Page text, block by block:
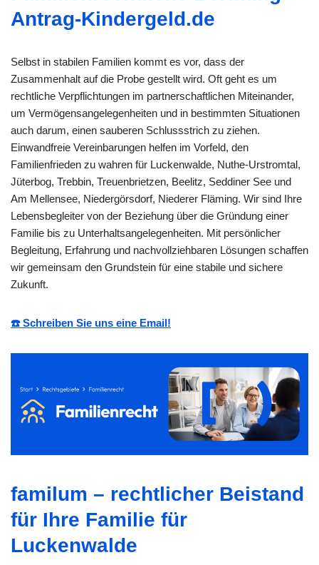
Antrag-Kindergeld.de
Selbst in stabilen Familien kommt es vor, dass der
Zusammenhalt auf die Probe gestellt wird. Oft geht es um
rechtliche Verpflichtungen im partnerschaftlichen Miteinander,
um Vermögensangelegenheiten und in bestimmten Situationen
auch darum, einen sauberen Schlussstrich zu ziehen.
Einwandfreie Vereinbarungen helfen im Vorfeld, den
Familienfrieden zu wahren für Luckenwalde, Nuthe-Urstromtal,
Jüterbog, Trebbin, Treuenbrietzen, Beelitz, Seddiner See und
Am Mellensee, Niedergörsdorf, Niederer Fläming. Wir sind Ihre
Lebensbegleiter von der Beziehung über die Gründung einer
Familie bis zu Unterhaltsangelegenheiten. Mit persönlicher
Begleitung, Erfahrung und nachvollziehbaren Lösungen schaffen
wir gemeinsam den Grundstein für eine stabile und sichere
Zukunft.
☎️ Schreiben Sie uns eine Email!
familum – rechtlicher Beistand
für Ihre Familie für
Luckenwalde